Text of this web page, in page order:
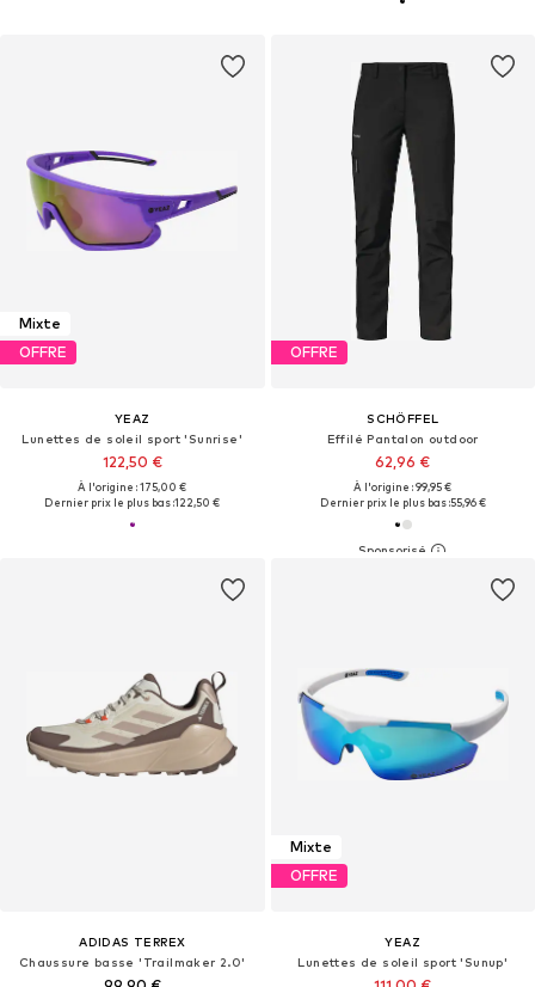
Mixte
OFFRE
YEAZ
Lunettes de soleil sport 'Sunrise'
122,50 €
À l'origine : 175,00 €
Dernier prix le plus bas :122,50 €
OFFRE
SCHÖFFEL
Effilé Pantalon outdoor
62,96 €
À l'origine : 99,95 €
Dernier prix le plus bas :55,96 €
ADIDAS TERREX
Chaussure basse 'Trailmaker 2.0'
Mixte
OFFRE
YEAZ
Lunettes de soleil sport 'Sunup'